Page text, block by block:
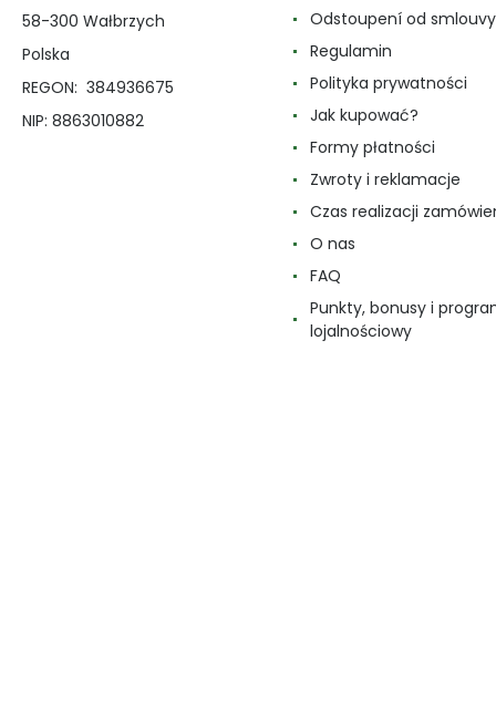
58-300 Wałbrzych
Polska
REGON: 384936675
NIP: 8863010882
Odstoupení od smlouvy
Regulamin
Polityka prywatności
Jak kupować?
Formy płatności
Zwroty i reklamacje
Czas realizacji
O nas
FAQ
Punkty, bonusy i
lojalnościowy